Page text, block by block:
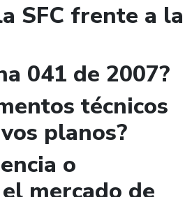
SFC frente a la
041 de 2007?
técnicos
planos?
o